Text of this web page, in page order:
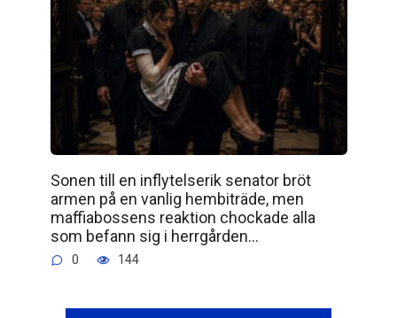
Sonen till en inflytelserik senator bröt
armen på en vanlig hembiträde, men
maffiabossens reaktion chockade alla
som befann sig i herrgården…
0 144